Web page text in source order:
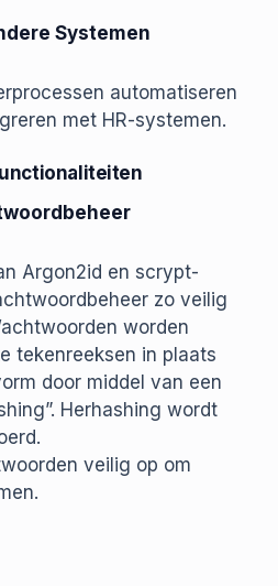
Systemen
automatiseren
met HR-systemen.
Argon2id en scrypt-
zo veilig
worden
tekenreeksen in plaats
door middel van een
Herhashing wordt
veilig op om